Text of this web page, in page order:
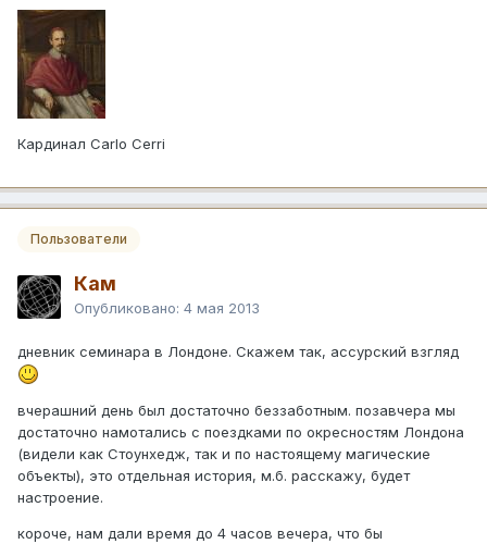
Кардинал Carlo Cerri
Пользователи
Кам
Опубликовано: 4 мая 2013
дневник семинара в Лондоне. Скажем так, ассурский взгляд
вчерашний день был достаточно беззаботным. позавчера мы
достаточно намотались с поездками по окресностям Лондона
(видели как Стоунхедж, так и по настоящему магические
объекты), это отдельная история, м.б. расскажу, будет
настроение.
короче, нам дали время до 4 часов вечера, что бы